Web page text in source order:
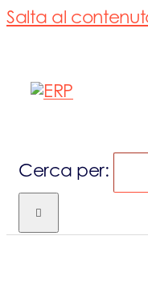
Salta al
Cerca per: